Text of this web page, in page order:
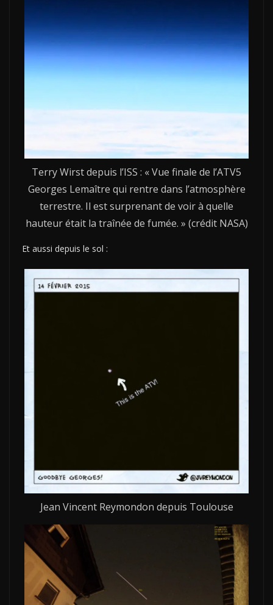
Terry Wirst depuis l’ISS : « Vue finale de l’ATV5
Georges Lemaître qui rentre dans l’atmosphère
terrestre. Il est surprenant de voir à quelle
hauteur était la traînée de fumée. » (crédit NASA)
Et aussi depuis le sol :
Jean Vincent Reymondon depuis Toulouse